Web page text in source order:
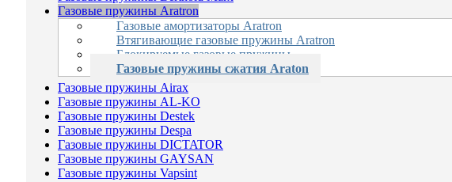
Газовые пружины Aratron
Газовые амортизаторы Aratron
Втягивающие газовые пружины Aratron
Блокируемые газовые пружины
Газовые пружины сжатия Araton
Газовые пружины Airax
Газовые пружины AL-KO
Газовые пружины Destek
Газовые пружины Despa
Газовые пружины DICTATOR
Газовые пружины GAYSAN
Газовые пружины Vapsint